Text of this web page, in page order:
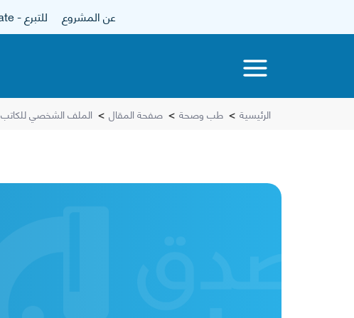
عن المشروع للتبرع - donate
الرئيسية > طب وصحة > صفحة المقال > الملف الشخصي للكاتب